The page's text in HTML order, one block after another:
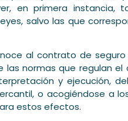
en primera instancia,
salvo las que
al contrato de
normas que regulan
y ejecución,
o acogiéndose a
estos efectos.